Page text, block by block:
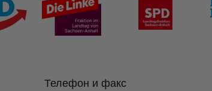
Телефон и факс